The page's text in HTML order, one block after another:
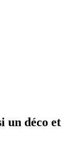
un déco et